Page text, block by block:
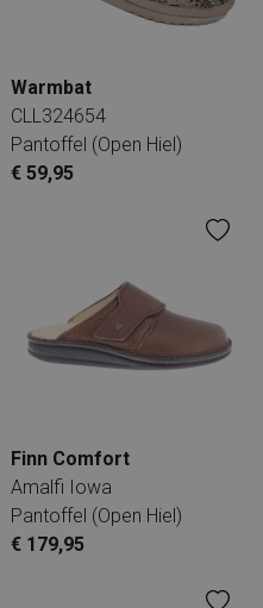
Warmbat
CLL324654
Pantoffel (open Hiel)
€ 59,95
Finn Comfort
Amalfi Iowa
Pantoffel (open Hiel)
€ 179,95